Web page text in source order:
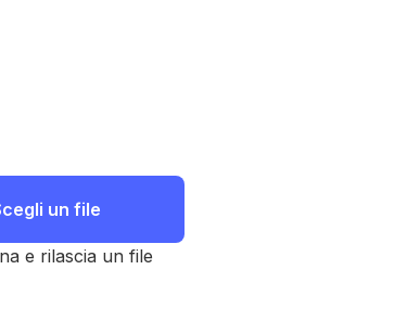
un file
e rilascia un file